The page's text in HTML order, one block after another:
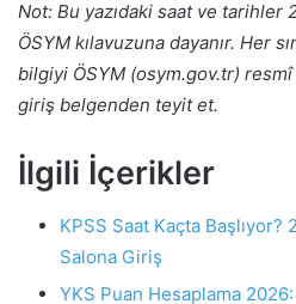
Not: Bu yazıdaki saat ve tarihler
ÖSYM kılavuzuna dayanır. Her
bilgiyi ÖSYM (osym.gov.tr) resmî
giriş belgenden teyit et.
İlgili İçerikler
KPSS Saat Kaçta
Salona Giriş
YKS Puan Hesaplama